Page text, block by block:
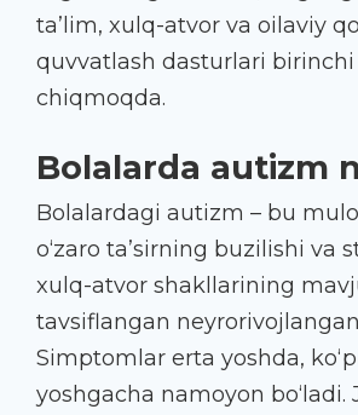
ta’lim, xulq-atvor va oilaviy
quvvatlash dasturlari birinchi
chiqmoqda.
Bolalarda autizm
Bolalardagi autizm – bu
o‘zaro ta’sirning buzilishi va
xulq-atvor shakllarining
tavsiflangan
Simptomlar erta yoshda,
yoshgacha namoyon bo‘ladi.